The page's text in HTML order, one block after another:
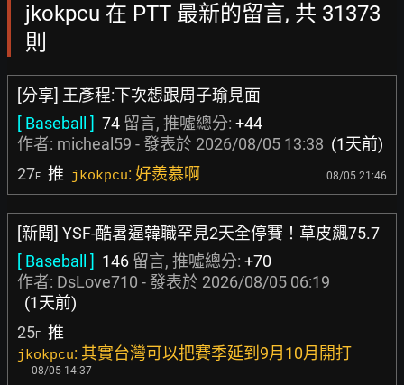
jkokpcu 在 PTT 最新的留言, 共 31373
則
[分享] 王彥程:下次想跟周子瑜見面
[ Baseball ] 74 留言, 推噓總分: +44
作者: micheal59 - 發表於 2026/08/05 13:38 (1天前)
27F 推 jkokpcu: 好羨慕啊 08/05 21:46
[新聞] YSF-酷暑逼韓職罕見2天全停賽！草皮飆75.7
[ Baseball ] 146 留言, 推噓總分: +70
作者: DsLove710 - 發表於 2026/08/05 06:19
(1天前)
25F 推
jkokpcu: 其實台灣可以把賽季延到9月10月開打
08/05 14:37